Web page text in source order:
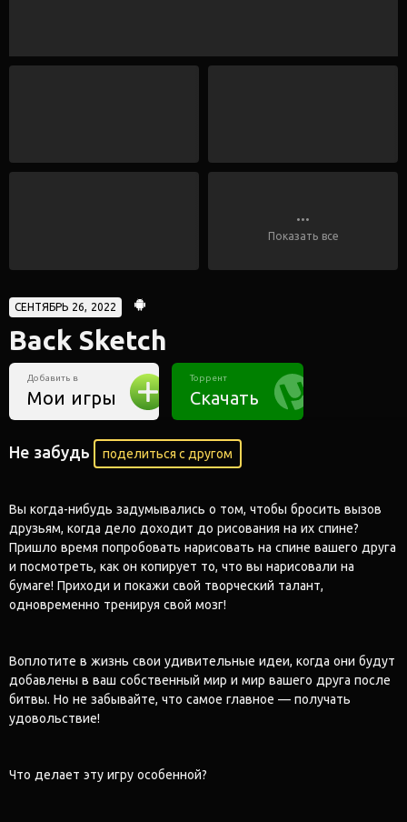
...
Показать все
СЕНТЯБРЬ 26, 2022
Back Sketch
Добавить в
Мои игры
Торрент
Скачать
Не забудь поделиться с другом
Вы когда-нибудь задумывались о том, чтобы бросить вызов
друзьям, когда дело доходит до рисования на их спине?
Пришло время попробовать нарисовать на спине вашего друга
и посмотреть, как он копирует то, что вы нарисовали на
бумаге! Приходи и покажи свой творческий талант,
одновременно тренируя свой мозг!
Воплотите в жизнь свои удивительные идеи, когда они будут
добавлены в ваш собственный мир и мир вашего друга после
битвы. Но не забывайте, что самое главное — получать
удовольствие!
Что делает эту игру особенной?